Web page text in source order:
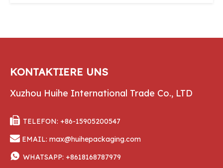
KONTAKTIERE UNS
Xuzhou Huihe International Trade Co., LTD
 TELEFON: +86-15905200547
 EMAIL: max@huihepackaging.com
 WHATSAPP: +8618168787979